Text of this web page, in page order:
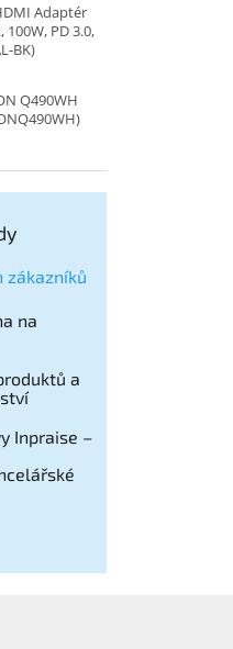
Adaptér
100W, PD 3.0,
BK)
Q490WH
zákazníků
na
a
Inpraise –